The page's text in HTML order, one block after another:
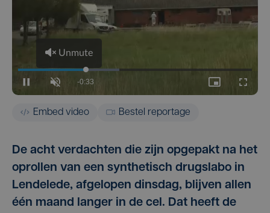
Embed video Bestel reportage
De acht verdachten die zijn opgepakt na het
oprollen van een synthetisch drugslabo in
Lendelede, afgelopen dinsdag, blijven allen
één maand langer in de cel. Dat heeft de